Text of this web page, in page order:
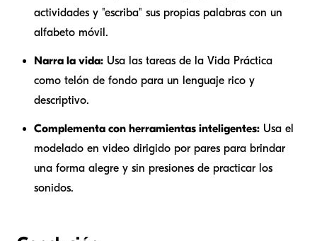
actividades y "escriba" sus propias palabras con un
alfabeto móvil.
Narra la vida: Usa las tareas de la Vida Práctica
como telón de fondo para un lenguaje rico y
descriptivo.
Complementa con herramientas inteligentes: Usa el
modelado en video dirigido por pares para brindar
una forma alegre y sin presiones de practicar los
sonidos.